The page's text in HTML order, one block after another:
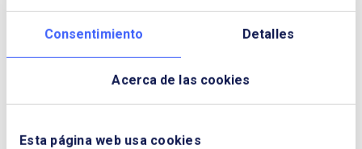
Consentimiento Detalles
Acerca de las cookies
Esta página web usa cookies